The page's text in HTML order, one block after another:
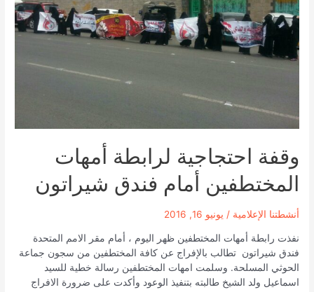
وقفة احتجاجية لرابطة أمهات
المختطفين أمام فندق شيراتون
أنشطتنا الإعلامية / يونيو 16, 2016
نفذت رابطة أمهات المختطفين ظهر اليوم ، أمام مقر الامم المتحدة
فندق شيراتون تطالب بالإفراج عن كافة المختطفين من سجون جماعة
الحوثي المسلحة. وسلمت امهات المختطفين رسالة خطية للسيد
اسماعيل ولد الشيخ طالبته بتنفيذ الوعود وأكدت على ضرورة الافراج